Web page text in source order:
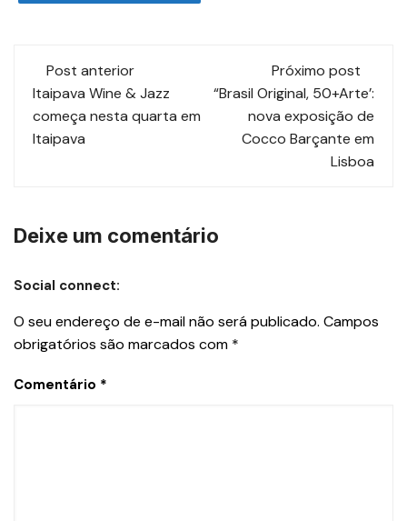
Post anterior
Itaipava Wine & Jazz
começa nesta quarta em
Itaipava
Próximo post
“Brasil Original, 50+Arte’:
nova exposição de
Cocco Barçante em
Lisboa
Deixe um comentário
Social connect:
O seu endereço de e-mail não será publicado. Campos
obrigatórios são marcados com *
Comentário *